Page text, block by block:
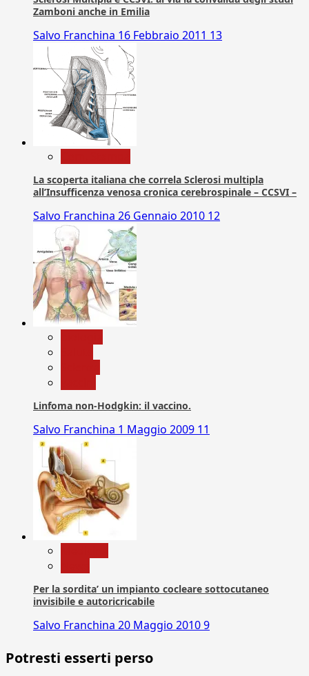
Zamboni anche in Emilia
Salvo Franchina 16 Febbraio 2011 13
La scoperta italiana che correla Sclerosi multipla
all’Insufficenza venosa cronica cerebrospinale – CCSVI –
Salvo Franchina 26 Gennaio 2010 12
Linfoma non-Hodgkin: il vaccino.
Salvo Franchina 1 Maggio 2009 11
Per la sordita’ un impianto cocleare sottocutaneo
invisibile e autoricricabile
Salvo Franchina 20 Maggio 20109
Potresti esserti perso